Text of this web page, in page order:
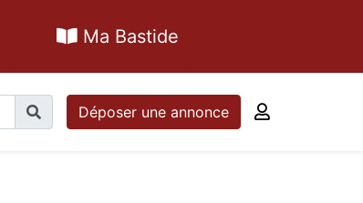
Ma Bastide
Déposer une annonce